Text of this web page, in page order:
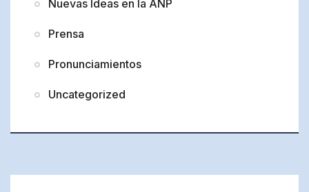
Nuevas Ideas en la ANP
Prensa
Pronunciamientos
Uncategorized